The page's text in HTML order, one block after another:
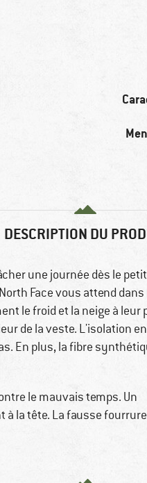
DESCRIPTION DU
une journée dès le petit
Face vous attend dans
le froid et la neige à leur
de la veste. L'isolation
En plus, la fibre
le mauvais temps. Un
à la tête. La fausse fourrure